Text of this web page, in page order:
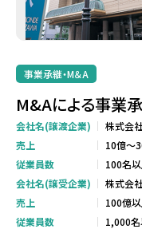
事業承継・M＆A
M&Aによる事業
会社名(譲渡企業)
株式会
売上
10億～
従業員数
100名
会社名(譲受企業)
株式会
売上
100億
従業員数
1,000